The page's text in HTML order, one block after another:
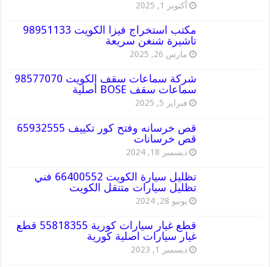
أكتوبر 1, 2025
مكتب استخراج فيزا الكويت 98951133
تاشيرة شنغن سريعة
مارس 26, 2025
شركة سماعات سقف الكويت 98577070
سماعات سقف BOSE أصلية
فبراير 5, 2025
قص خرسانه وفتح كور تكييف 65932555
قص خرسانات
ديسمبر 18, 2024
تظليل سيارة الكويت 66400552 فني
تظليل سيارات متنقل الكويت
يونيو 28, 2024
قطع غيار سيارات كورية 55818355 قطع
غيار سيارات اصلية كورية
ديسمبر 1, 2023